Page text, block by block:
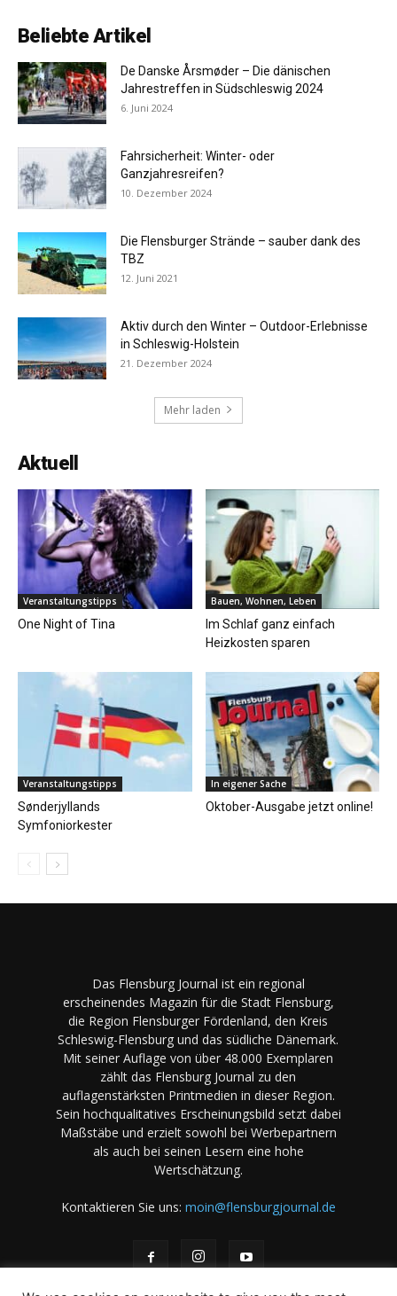
Beliebte Artikel
De Danske Årsmøder – Die dänischen
Jahrestreffen in Südschleswig 2024
6. Juni 2024
Fahrsicherheit: Winter- oder
Ganzjahresreifen?
10. Dezember 2024
Die Flensburger Strände – sauber dank des
TBZ
12. Juni 2021
Aktiv durch den Winter – Outdoor-Erlebnisse
in Schleswig-Holstein
21. Dezember 2024
Mehr laden
Aktuell
Veranstaltungstipps
One Night of Tina
Bauen, Wohnen, Leben
Im Schlaf ganz einfach
Heizkosten sparen
Veranstaltungstipps
Sønderjyllands
Symfoniorkester
In eigener Sache
Oktober-Ausgabe jetzt online!
Das Flensburg Journal ist ein regional
erscheinendes Magazin für die Stadt Flensburg,
die Region Flensburger Fördenland, den Kreis
Schleswig-Flensburg und das südliche Dänemark.
Mit seiner Auflage von über 48.000 Exemplaren
zählt das Flensburg Journal zu den
auflagenstärksten Printmedien in dieser Region.
Sein hochqualitatives Erscheinungsbild setzt dabei
Maßstäbe und erzielt sowohl bei Werbepartnern
als auch bei seinen Lesern eine hohe
Wertschätzung.
Kontaktieren Sie uns: moin@flensburgjournal.de